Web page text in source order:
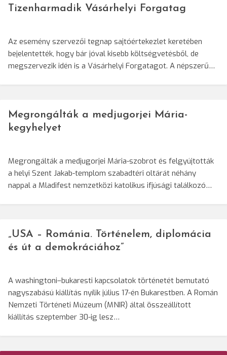
Tizenharmadik Vásárhelyi Forgatag
Az esemény szervezői tegnap sajtóértekezlet keretében
bejelentették, hogy bár jóval kisebb költségvetésből, de
megszervezik idén is a Vásárhelyi Forgatagot. A népszerű…
Megrongálták a medjugorjei Mária-
kegyhelyet
Megrongálták a medjugorjei Mária-szobrot és felgyújtották
a helyi Szent Jakab-templom szabadtéri oltárát néhány
nappal a Mladifest nemzetközi katolikus ifjúsági találkozó…
„USA – Románia. Történelem, diplomácia
és út a demokráciához”
A washingtoni–bukaresti kapcsolatok történetét bemutató
nagyszabású kiállítás nyílik július 17-én Bukarestben. A Román
Nemzeti Történeti Múzeum (MNIR) által összeállított
kiállítás szeptember 30-ig lesz…